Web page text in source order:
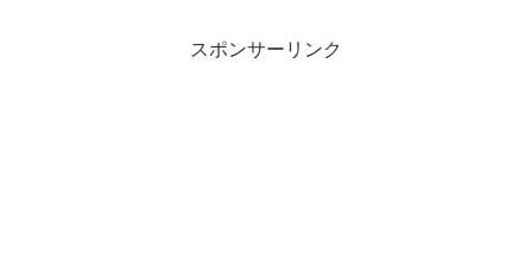
スポンサーリンク